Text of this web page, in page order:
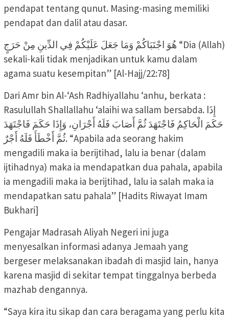
pendapat tentang qunut. Masing-masing memiliki
pendapat dan dalil atau dasar.
هُوَ اجْتَبَاكُمْ وَمَا جَعَلَ عَلَيْكُمْ فِي الدِّينِ مِنْ حَرَجٍ “Dia (Allah)
sekali-kali tidak menjadikan untuk kamu dalam
agama suatu kesempitan” [Al-Hajj/22:78]
Dari Amr bin Al-‘Ash Radhiyallahu ‘anhu, berkata :
Rasulullah Shallallahu ‘alaihi wa sallam bersabda. إِذَا
حَكَمَ الْحَاكِمُ فَاجْتَهَدَ ثُمَّ أَصَابَ فَلَهُ أَجْرَانِ، وَإِذَا حَكَمَ فَاجْتَهَدَ
ثُمَّ أَخْطَأَ فَلَهُ أَجْرٌ. “Apabila ada seorang hakim
mengadili maka ia berijtihad, lalu ia benar (dalam
ijtihadnya) maka ia mendapatkan dua pahala, apabila
ia mengadili maka ia berijtihad, lalu ia salah maka ia
mendapatkan satu pahala” [Hadits Riwayat Imam
Bukhari]
Pengajar Madrasah Aliyah Negeri ini juga
menyesalkan informasi adanya Jemaah yang
bergeser melaksanakan ibadah di masjid lain, hanya
karena masjid di sekitar tempat tinggalnya berbeda
mazhab dengannya.
“Saya kira itu sikap dan cara beragama yang perlu kita